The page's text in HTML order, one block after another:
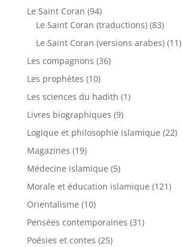
Le Saint Coran (94)
Le Saint Coran (traductions) (83)
Le Saint Coran (versions arabes) (11)
Les compagnons (36)
Les prophètes (10)
Les sciences du hadith (1)
Livres biographiques (9)
Logique et philosophie islamique (22)
Magazines (19)
Médecine islamique (5)
Morale et éducation islamique (121)
Orientalisme (10)
Pensées contemporaines (31)
Poésies et contes (25)